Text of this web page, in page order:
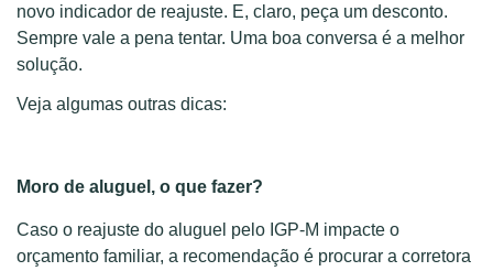
novo indicador de reajuste. E, claro, peça um desconto.
Sempre vale a pena tentar. Uma boa conversa é a melhor
solução.
Veja algumas outras dicas:
Moro de aluguel, o que fazer?
Caso o reajuste do aluguel pelo IGP-M impacte o
orçamento familiar, a recomendação é procurar a corretora